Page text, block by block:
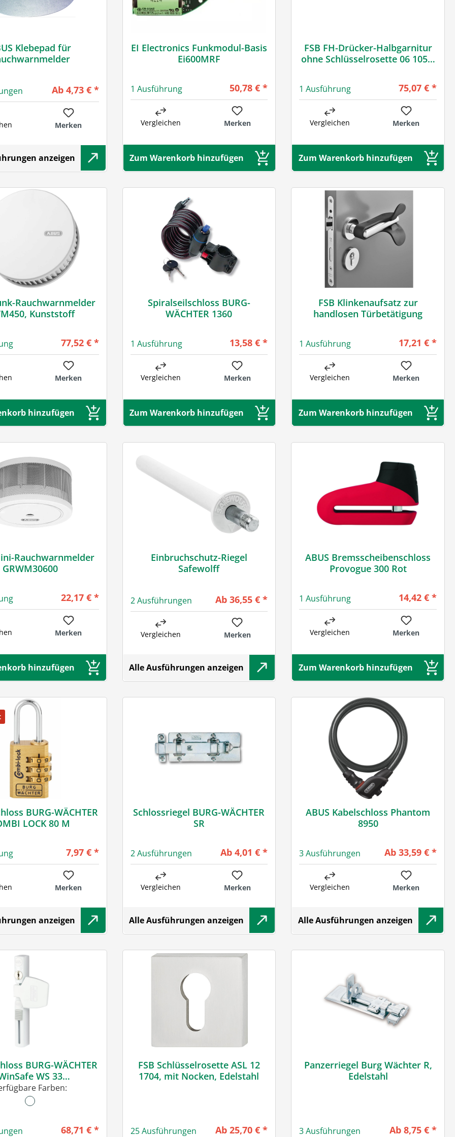
Klebepad für
Regulärer Preis:
Ab 4,73 € *
Merken
anzeigen
EI Electronics Funkmodul-Basis
Ei600MRF
1 Ausführung Regulärer Preis:
50,78 € *
Vergleichen Merken
Zum Warenkorb hinzufügen
FSB FH-Drücker-Halbgarnitur
ohne Schlüsselrosette 06 1053,
1 Ausführung Regulärer
75,07 € *
Vergleichen Merken
Zum Warenkorb hinzufügen
Rauchwarnmelder
Kunststoff
Regulärer Preis:
77,52 € *
Merken
hinzufügen
Spiralseilschloss BURG-
WÄCHTER 1360
1 Ausführung Regulärer Preis:
13,58 € *
Vergleichen Merken
Zum Warenkorb hinzufügen
FSB Klinkenaufsatz zur
handlosen Türbetätigung
1 Ausführung Regulärer
17,21 € *
Vergleichen Merken
Zum Warenkorb hinzufügen
Rauchwarnmelder
GRWM30600
Regulärer Preis:
22,17 € *
Merken
hinzufügen
Einbruchschutz-Riegel
Safewolff
2 Ausführungen Regulärer Preis:
Ab 36,55 € *
Vergleichen Merken
Alle Ausführungen anzeigen
ABUS Bremsscheibenschloss
Provogue 300 Rot
1 Ausführung Regulärer
14,42 € *
Vergleichen Merken
Zum Warenkorb hinzufügen
BURG-WÄCHTER
LOCK 80 M
Regulärer Preis:
7,97 € *
Merken
anzeigen
Schlossriegel BURG-WÄCHTER
SR
2 Ausführungen Regulärer Preis:
Ab 4,01 € *
Vergleichen Merken
Alle Ausführungen anzeigen
ABUS Kabelschloss Phantom
8950
3 Ausführungen Regulärer Preis:
Ab 33,59 € *
Vergleichen Merken
Alle Ausführungen anzeigen
BURG-WÄCHTER
WS 33
Farben:
Regulärer Preis:
68,71 € *
FSB Schlüsselrosette ASL 12
1704, mit Nocken, Edelstahl
25 Ausführungen Regulärer Preis:
Ab 25,70 € *
Panzerriegel Burg Wächter R,
Edelstahl
3 Ausführungen Regulärer
Ab 8,75 € *